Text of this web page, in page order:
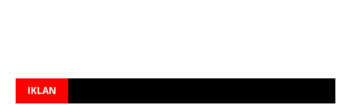
IKLAN